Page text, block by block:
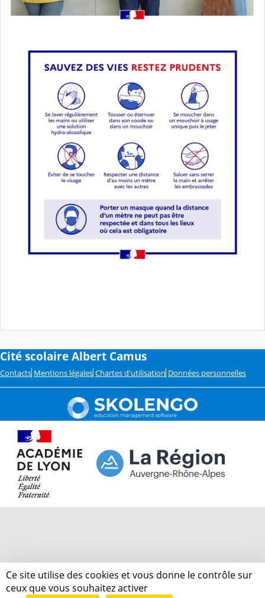
Cité scolaire Albert Camus
Contacts Mentions légales Chartes d'utilisation Données personnelles
Ce site utilise des cookies et vous donne le contrôle sur
ceux que vous souhaitez activer